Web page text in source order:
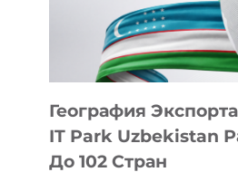
ИНТЕЛЛЕКТУ
География
IT Park Uzbekistan
До 102 Стран